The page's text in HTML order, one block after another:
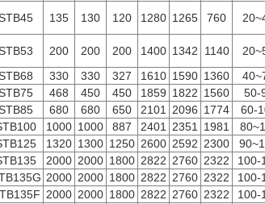
135 130 120 1280 1265 760
200 200 200 1400 1342 1140
330 330 327 1610 1590 1360
468 450 450 1859 1822 1560 50-
680 680 650 2101 2096 1774 60-
1000 1000 887 2401 2351 1981
1320 1300 1250 2600 2592 2300
2000 2000 1800 2822 2760 2322 100-
2000 2000 1800 2822 2760 2322 100-
2000 2000 1800 2822 2760 2322 100-